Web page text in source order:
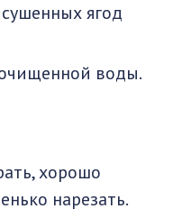
ягод
воды.
хорошо
нарезать.